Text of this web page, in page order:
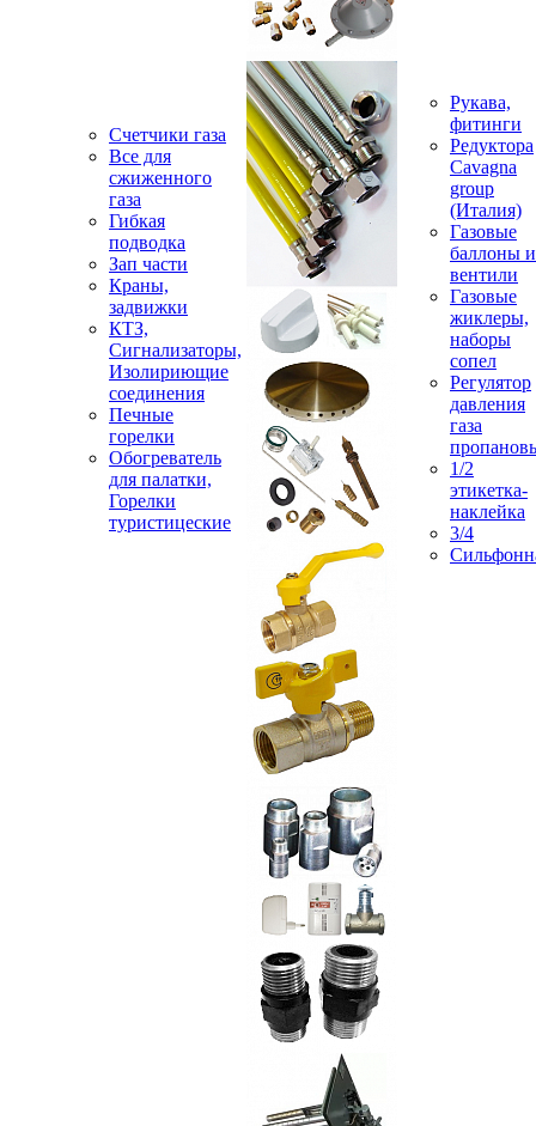
Счетчики газа
Все для
сжиженного
газа
Гибкая
подводка
Зап части
Краны,
задвижки
КТЗ,
Сигнализаторы,
Изолириющие
соединения
Печные
горелки
Обогреватель
для палатки,
Горелки
туристицеские
Рукава,
фитинги
Редуктора
Cavagna
group
(Италия)
Газовые
баллоны и
вентили
Газовые
жиклеры,
наборы
сопел
Регулятор
давления
газа
1/2
этикетка-
наклейка
3/4